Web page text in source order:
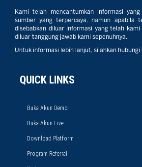
Kami telah mencantumkan informasi
sumber yang terpercaya, namun apabila
disebabkan diluar informasi yang telah kami
diluar tanggung jawab kami sepenuhnya.
Untuk informasi lebih lanjut, silahkan hubungi
QUICK LINKS
Buka Akun Demo
Buka Akun Live
Download Platform
Program Referral